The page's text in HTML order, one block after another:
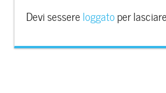
Devi sessere loggatoper